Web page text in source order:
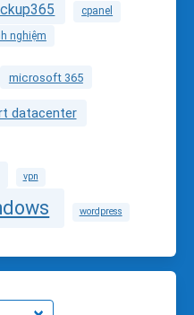
cpanel
nghiệm
microsoft 365
datacenter
vpn
wordpress